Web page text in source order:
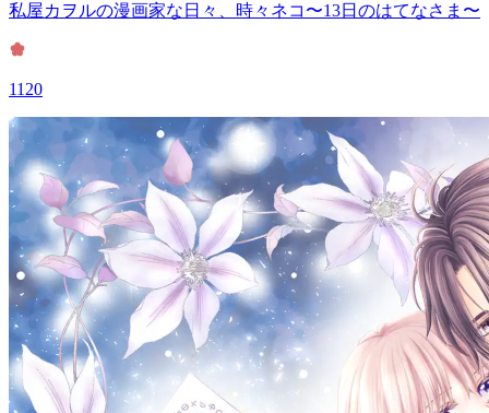
私屋カヲルの漫画家な日々、時々ネコ〜13日のはてなさま〜
1120